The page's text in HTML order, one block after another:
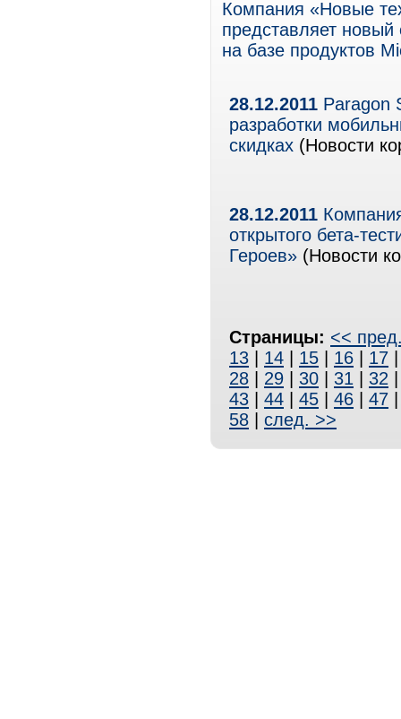
Компания «Новые
представляет
на базе продуктов
28.12.2011 Paragon
разработки
скидках (Новости
28.12.2011
открытого бета-
Героев» (Новости
Страницы: <<
13
14 15 16 17
28
29 30 31 32
43
44 45 46 47
58
след. >>